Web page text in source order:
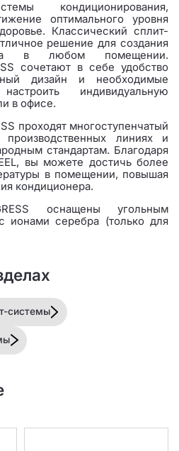
кондиционирования,
оптимального уровня
Классический сплит-
решение для создания
в любом помещении.
сочетают в себе удобство
дизайн и необходимые
индивидуальную
в офисе.
проходят многоступенчатый
производственных линиях и
стандартам. Благодаря
вы можете достичь более
в помещении, повышая
кондиционера.
оснащены угольным
ионами серебра (только для
системы